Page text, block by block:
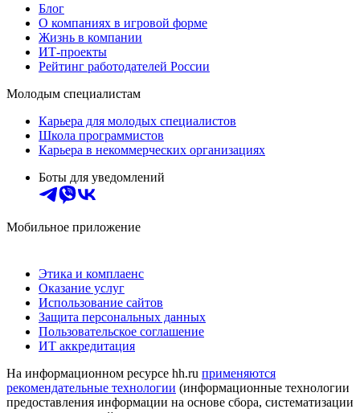
Блог
О компаниях в игровой форме
Жизнь в компании
ИТ-проекты
Рейтинг работодателей России
Молодым специалистам
Карьера для молодых специалистов
Школа программистов
Карьера в некоммерческих организациях
Боты для уведомлений
Мобильное приложение
Этика и комплаенс
Оказание услуг
Использование сайтов
Защита персональных данных
Пользовательское соглашение
ИТ аккредитация
На информационном ресурсе hh.ru применяются
рекомендательные технологии (информационные технологии
предоставления информации на основе сбора, систематизации